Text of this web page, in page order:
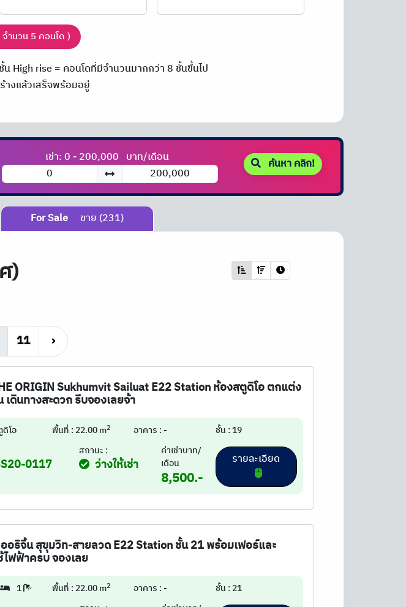
ำนวน 5 คอนโด )
นHigh rise = คอนโดที่มีจำนวนมากกว่า 8 ชั้นขึ้นไป
างแล้วเสร็จพร้อมอยู่
เช่า: 0 - 200,000 บาท/เดือน ค้นหา คลิก!
For Sale ขาย (231)
)
11 ›
ORIGIN Sukhumvit Sailuat E22 Station ห้องสตูดิโอ ตกแต่ง
ดินทางสะดวก รีบจองเลยจ้า
โอ พื้นที่ : 22.00 m2 อาคาร : -
ชั้น : 19
0117
สถานะ :
ว่างให้เช่า
ค่าเช่าบาท/
เดือน
8,500.-
ออริจิ้น สุขุมวิท-สายลวด E22 Station ชั้น 21 พร้อมเฟอร์และ
ไฟฟ้าครบ จองเลย
1 พื้นที่ : 22.00 m2 อาคาร : -
ชั้น : 21